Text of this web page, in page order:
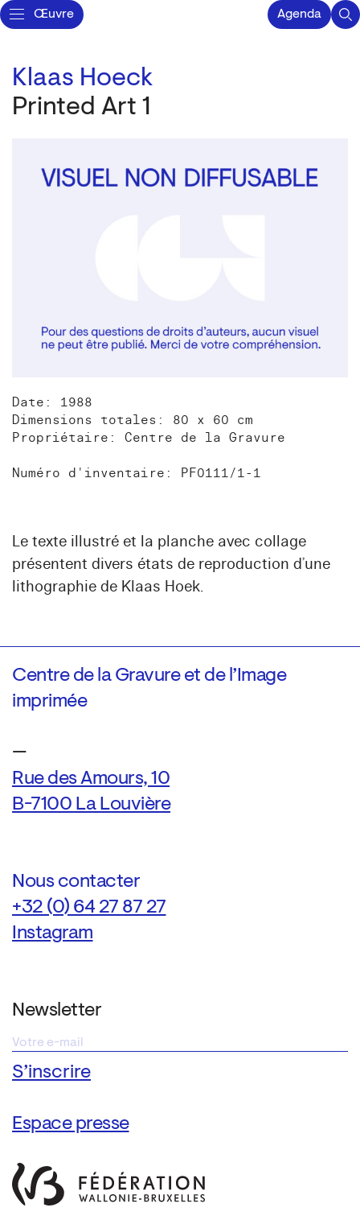
Œuvre Agenda
Klaas Hoeck
Printed Art 1
Date: 1988
Dimensions totales: 80 x 60 cm
Propriétaire: Centre de la Gravure
Numéro d'inventaire: PF0111/1-1
Le texte illustré et la planche avec collage
présentent divers états de reproduction d’une
lithographie de Klaas Hoek.
Centre de la Gravure et de l’Image
imprimée
—
Rue des Amours, 10
B-7100 La Louvière
Nous contacter
+32 (0) 64 27 87 27
Instagram
Newsletter
Espace presse